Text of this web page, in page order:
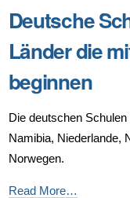
beginnen
Länder
die
mit
K
und
L
beginnen
Deutsche
Länder die
beginnen
Die deutschen
Namibia, Niederlande,
Norwegen.
Deutsche
Read More…